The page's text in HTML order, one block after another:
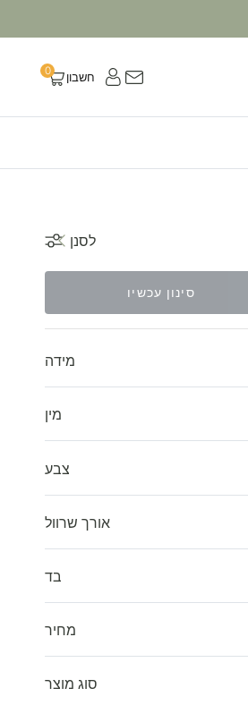
חשבון
עגלה
0
לסנן
סינון עכשיו
מידה
מין
צבע
אורך שרוול
בד
מחיר
סוג מוצר